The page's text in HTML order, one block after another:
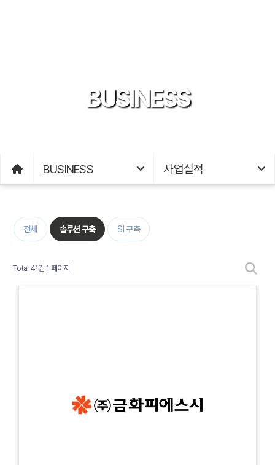
BUSINESS
BUSINESS 사업실적
전체 솔루션 구축 SI 구축
Total 41건 1 페이지